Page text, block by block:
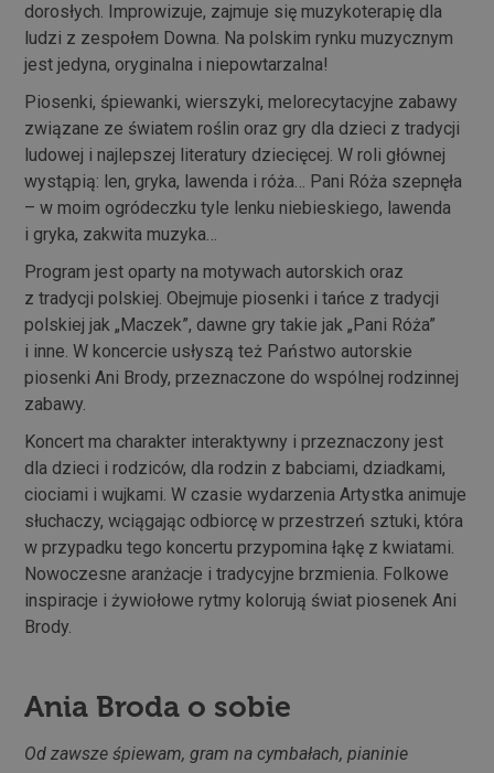
dorosłych. Improwizuje, zajmuje się muzykoterapię dla
ludzi z zespołem Downa. Na polskim rynku muzycznym
jest jedyna, oryginalna i niepowtarzalna!
Piosenki, śpiewanki, wierszyki, melorecytacyjne zabawy
związane ze światem roślin oraz gry dla dzieci z tradycji
ludowej i najlepszej literatury dziecięcej. W roli głównej
wystąpią: len, gryka, lawenda i róża… Pani Róża szepnęła
– w moim ogródeczku tyle lenku niebieskiego, lawenda
i gryka, zakwita muzyka…
Program jest oparty na motywach autorskich oraz
z tradycji polskiej. Obejmuje piosenki i tańce z tradycji
polskiej jak „Maczek”, dawne gry takie jak „Pani Róża”
i inne. W koncercie usłyszą też Państwo autorskie
piosenki Ani Brody, przeznaczone do wspólnej rodzinnej
zabawy.
Koncert ma charakter interaktywny i przeznaczony jest
dla dzieci i rodziców, dla rodzin z babciami, dziadkami,
ciociami i wujkami. W czasie wydarzenia Artystka animuje
słuchaczy, wciągając odbiorcę w przestrzeń sztuki, która
w przypadku tego koncertu przypomina łąkę z kwiatami.
Nowoczesne aranżacje i tradycyjne brzmienia. Folkowe
inspiracje i żywiołowe rytmy kolorują świat piosenek Ani
Brody.
Ania Broda o sobie
Od zawsze śpiewam, gram na cymbałach, pianinie